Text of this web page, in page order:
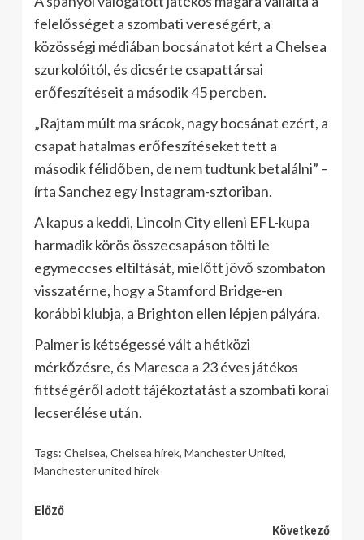
felelősséget a szombati vereségért, a
közösségi médiában bocsánatot kért a Chelsea
szurkolóitól, és dicsérte csapattársai
erőfeszítéseit a második 45 percben.
„Rajtam múlt ma srácok, nagy bocsánat ezért, a
csapat hatalmas erőfeszítéseket tett a
második félidőben, de nem tudtunk betalálni” –
írta Sanchez egy Instagram-sztoriban.
A kapus a keddi, Lincoln City elleni EFL-kupa
harmadik körös összecsapáson tölti le
egymeccses eltiltását, mielőtt jövő szombaton
visszatérne, hogy a Stamford Bridge-en
korábbi klubja, a Brighton ellen lépjen pályára.
Palmer is kétségessé vált a hétközi
mérkőzésre, és Maresca a 23 éves játékos
fittségéről adott tájékoztatást a szombati korai
lecserélése után.
Tags: Chelsea, Chelsea hírek, Manchester United,
Manchester united hírek
Continue
Előző
Következő